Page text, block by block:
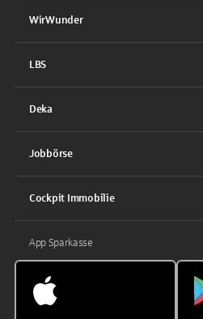
WirWunder
LBS
Deka
Jobbörse
Cockpit Immobilie
App Sparkasse